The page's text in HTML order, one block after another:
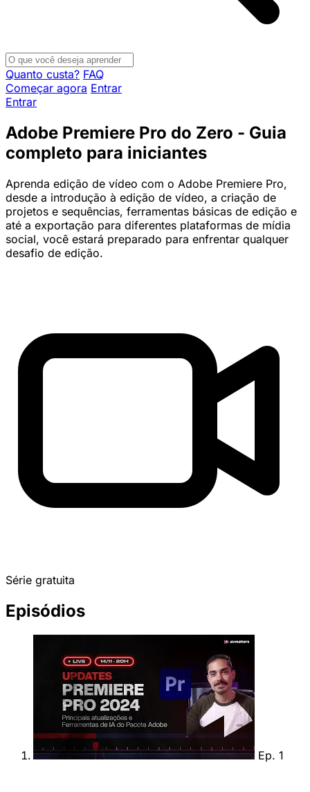
Quanto custa? FAQ
Começar agora Entrar
Entrar
Adobe Premiere Pro do Zero - Guia
completo para iniciantes
Aprenda edição de vídeo com o Adobe Premiere Pro,
desde a introdução à edição de vídeo, a criação de
projetos e sequências, ferramentas básicas de edição e
até a exportação para diferentes plataformas de mídia
social, você estará preparado para enfrentar qualquer
desafio de edição.
Série gratuita
Episódios
Ep. 1